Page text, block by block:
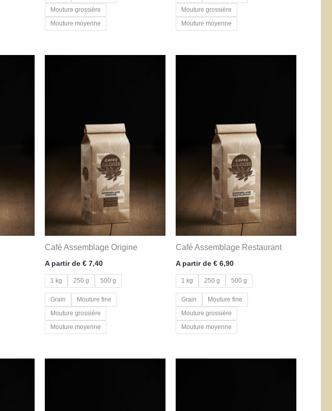
Mouture grossière
Mouture moyenne
Mouture grossière
Mouture moyenne
Café Assemblage Origine
A partir de € 7,40
1 kg 250 g 500 g
Grain
Mouture fine
Mouture grossière
Mouture moyenne
Café Assemblage Restaurant
A partir de € 6,90
1 kg 250 g 500 g
Grain
Mouture fine
Mouture grossière
Mouture moyenne